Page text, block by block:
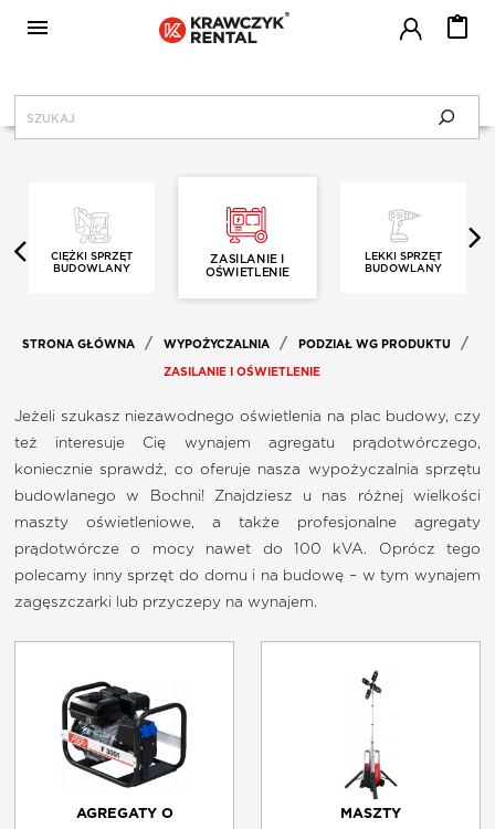

CENNIK
JAK WYPOŻYCZAĆ?
O NAS
KONTAKT
FRANCZYZA
REGULAMIN
CIĘŻKI SPRZĘT
BUDOWLANY
ZASILANIE I
OŚWIETLENIE
LEKKI SPRZĘT
BUDOWLANY
STRONA GŁÓWNA WYPOŻYCZALNIA PODZIAŁ WG PRODUKTU
ZASILANIE I OŚWIETLENIE
Jeżeli szukasz niezawodnego oświetlenia na plac budowy, czy
też interesuje Cię wynajem agregatu prądotwórczego,
koniecznie sprawdź, co oferuje nasza wypożyczalnia sprzętu
budowlanego w Bochni! Znajdziesz u nas różnej wielkości
maszty oświetleniowe, a także profesjonalne agregaty
prądotwórcze o mocy nawet do 100 kVA. Oprócz tego
polecamy inny sprzęt do domu i na budowę – w tym wynajem
zagęszczarki lub przyczepy na wynajem.
AGREGATY O
MASZTY